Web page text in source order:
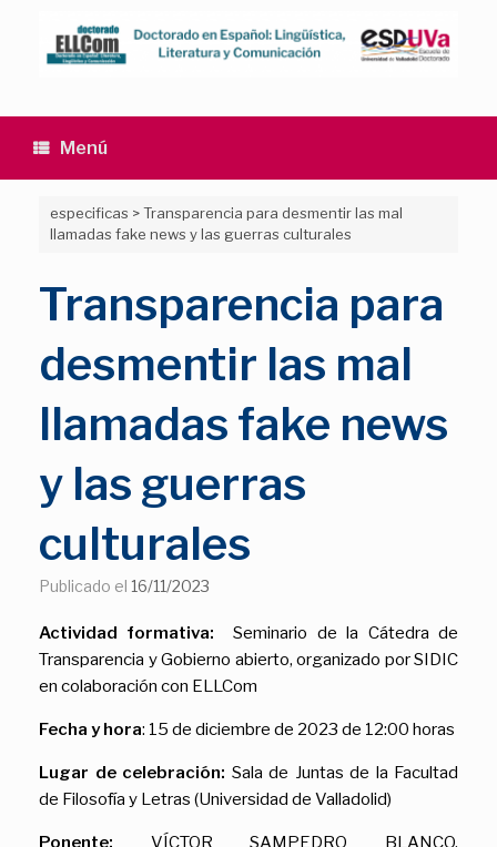
contenido
Menú
especificas >Transparencia para desmentir las mal
llamadas fake news y las guerras culturales
Transparencia para
desmentir las mal
llamadas fake news
y las guerras
culturales
Publicado el 16/11/2023
Actividad formativa:Seminario de la Cátedra de
Transparencia y Gobierno abierto, organizado por SIDIC
en colaboración con ELLCom
Fecha y hora: 15 de diciembre de 2023 de 12:00 horas
Lugar de celebración: Sala de Juntas de la Facultad
de Filosofía y Letras (Universidad de Valladolid)
Ponente: VÍCTOR SAMPEDRO BLANCO.